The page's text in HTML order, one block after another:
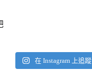
在 Instagram 上追蹤